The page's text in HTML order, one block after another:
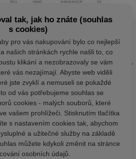
tak, jak ho znáte (souhlas
s cookies)
pro vás nakupování bylo co nejlepší
našich stránkách rychle našli to, co
klikání a nezobrazovaly se vám
vás nezajímají. Abyste web viděli
jste zvyklí a nemuseli se pokaždé
od vás potřebujeme souhlas se
cookies - malých souborů, které
vašem prohlížeči. Stisknutím tlačítka
s nastavením cookies tak, abychom
a užitečné služby na základě
můžete kdykoli změnit na stránce
osobních údajů.